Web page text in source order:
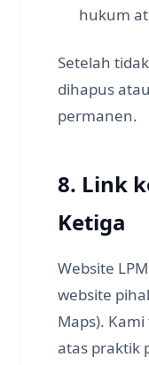
hukum
Setelah
dihapus
permanen.
8. Link
Ketiga
Website
website
Maps).
atas praktik